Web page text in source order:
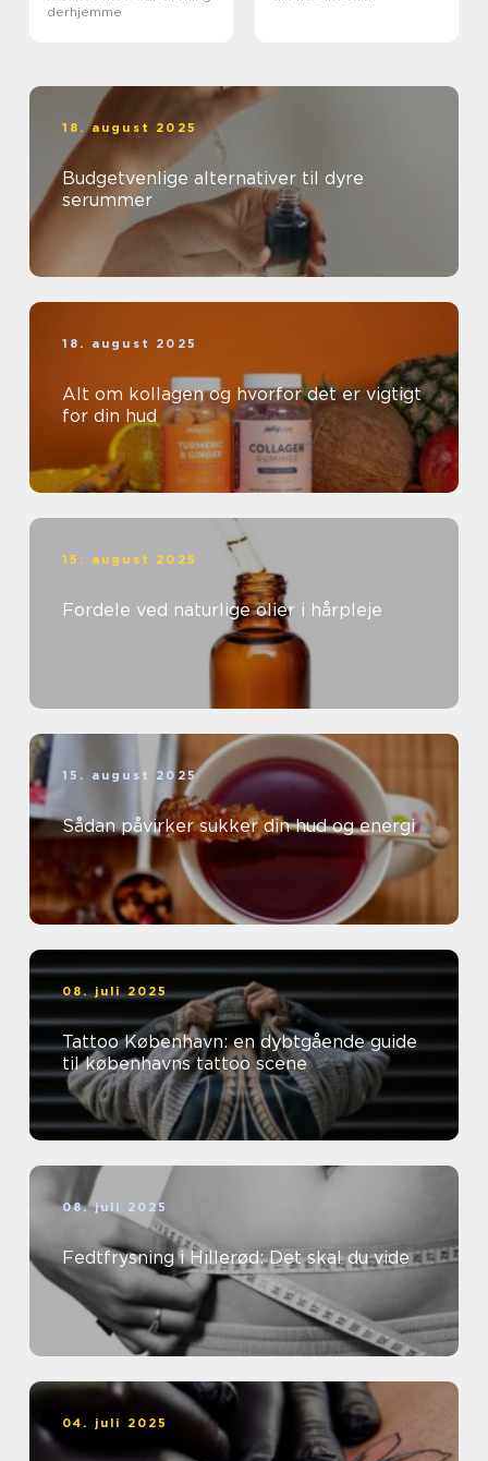
derhjemme
18. august 2025
Budgetvenlige alternativer til dyre
serummer
18. august 2025
Alt om kollagen og hvorfor det er vigtigt
for din hud
15. august 2025
Fordele ved naturlige olier i hårpleje
15. august 2025
Sådan påvirker sukker din hud og energi
08. juli 2025
Tattoo København: en dybtgående guide
til københavns tattoo scene
08. juli 2025
Fedtfrysning i Hillerød: Det skal du vide
04. juli 2025